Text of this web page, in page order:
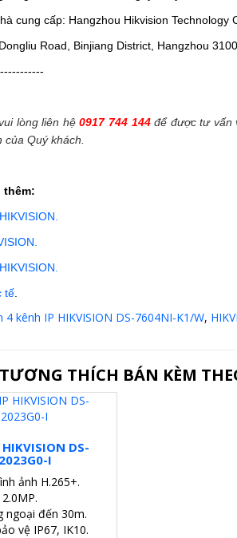
cung cấp: Hangzhou Hikvision Technology
Road, Binjiang District, Hangzhou
lòng liên hệ0917 744 144để được tư vấn
Quý khách.
thêm:
tế
4 kênh IP HIKVISION DS-7604NI-K1/W,
THÍCH BÁN KÈM
HIKVISION DS-
I
ảnh H.265+.
ngoại đến 30m.
vệ IP67, IK10.